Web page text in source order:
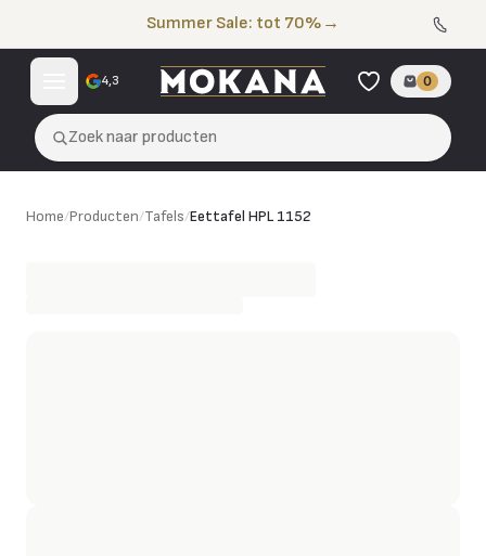
Summer Sale: tot 70% →
4,3 0
Zoek naar producten
Eettafel HPL 1152
Home/Producten/Tafels/Eettafel HPL 1152